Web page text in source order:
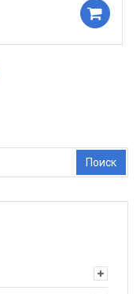
Поиск